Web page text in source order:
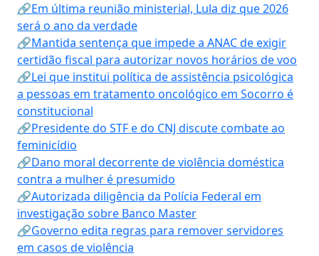
🔗Em última reunião ministerial, Lula diz que 2026
será o ano da verdade
🔗Mantida sentença que impede a ANAC de exigir
certidão fiscal para autorizar novos horários de voo
🔗Lei que institui política de assistência psicológica
a pessoas em tratamento oncológico em Socorro é
constitucional
🔗Presidente do STF e do CNJ discute combate ao
feminicídio
🔗Dano moral decorrente de violência doméstica
contra a mulher é presumido
🔗Autorizada diligência da Polícia Federal em
investigação sobre Banco Master
🔗Governo edita regras para remover servidores
em casos de violência